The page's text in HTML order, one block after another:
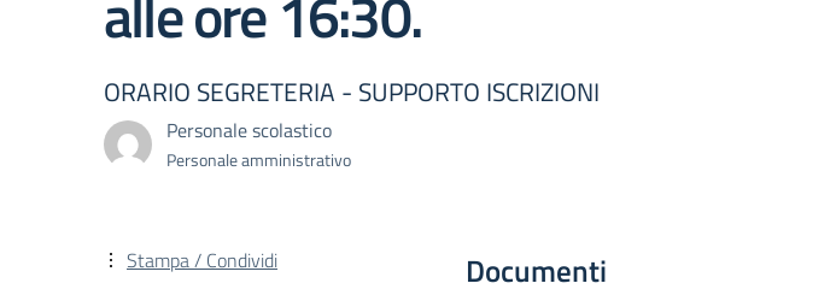
ORARIO SEGRETERIA - SUPPORTO ISCRIZIONI
Personale scolastico
Personale amministrativo
Documenti
Stampa / Condividi